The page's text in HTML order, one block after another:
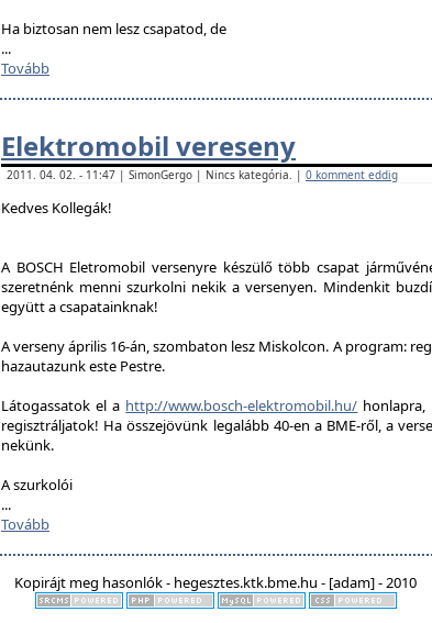
Ha biztosan nem lesz csapatod, de
...
Tovább
Elektromobil vereseny
2011. 04. 02. - 11:47 | SimonGergo | Nincs kategória. | 0 komment eddig
Kedves Kollegák!
A BOSCH Eletromobil versenyre készülő több csapat
szeretnénk menni szurkolni nekik a versenyen. Mindenkit
együtt a csapatainknak!
A verseny április 16-án, szombaton lesz Miskolcon. A program:
hazautazunk este Pestre.
Látogassatok el a http://www.bosch-elektromobil.hu/
regisztráljatok! Ha összejövünk legalább 40-en a BME-ről, a
nekünk.
A szurkolói
...
Tovább
Kopirájt meg hasonlók - hegesztes.ktk.bme.hu - [adam] - 2010